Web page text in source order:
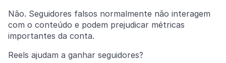
Não. Seguidores falsos normalmente não interagem
com o conteúdo e podem prejudicar métricas
importantes da conta.
Reels ajudam a ganhar seguidores?